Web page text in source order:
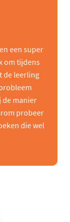
een super
om tijdens
de leerling
de manier
probeer
die wel